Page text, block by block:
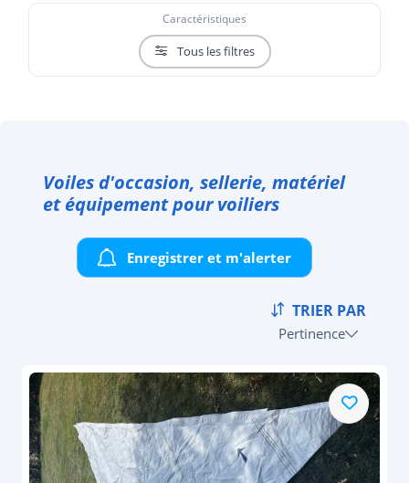
Caractéristiques
Tous les filtres
Voiles d'occasion, sellerie, matériel
et équipement pour voiliers
Enregistrer et m'alerter
TRIER PAR
Pertinence